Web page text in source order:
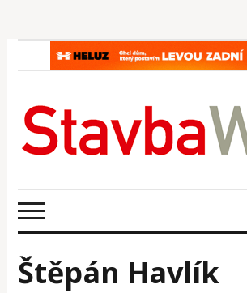
Štěpán Havlík